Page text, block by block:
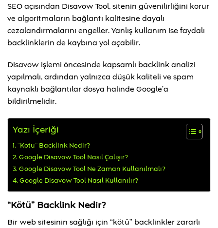
SEO açısından Disavow Tool, sitenin güvenilirliğini korur
ve algoritmaların bağlantı kalitesine dayalı
cezalandırmalarını engeller. Yanlış kullanım ise faydalı
backlinklerin de kaybına yol açabilir.
Disavow işlemi öncesinde kapsamlı backlink analizi
yapılmalı, ardından yalnızca düşük kaliteli ve spam
kaynaklı bağlantılar dosya halinde Google’a
bildirilmelidir.
Yazı İçeriği
“Kötü” Backlink Nedir?
Google Disavow Tool Nasıl Çalışır?
Google Disavow Tool Ne Zaman Kullanılmalı?
Google Disavow Tool Nasıl Kullanılır?
“Kötü” Backlink Nedir?
Bir web sitesinin sağlığı için “kötü” backlinkler zararlı